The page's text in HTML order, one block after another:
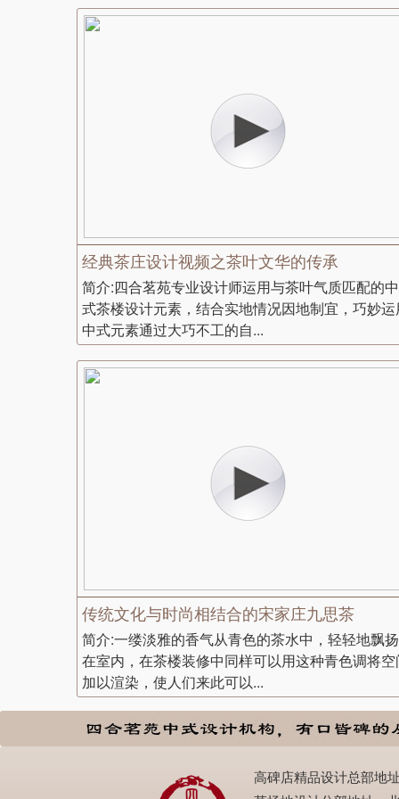
经典茶庄设计视频之茶叶文华的传承
简介:四合茗苑专业设计师运用与茶叶气质匹配的中
式茶楼设计元素，结合实地情况因地制宜，巧妙运
中式元素通过大巧不工的自...
传统文化与时尚相结合的宋家庄九思茶
简介:一缕淡雅的香气从青色的茶水中，轻轻地飘扬
在室内，在茶楼装修中同样可以用这种青色调将空
加以渲染，使人们来此可以...
高碑店精品设计总部地